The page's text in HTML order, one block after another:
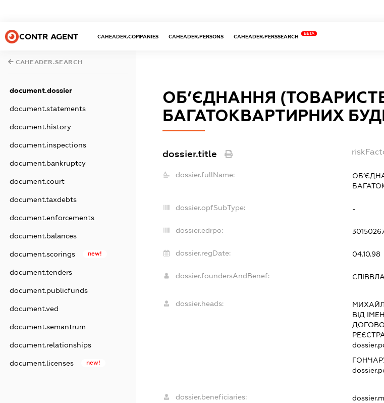
CONTR AGENT CAHEADER.COMPANIES CAHEADER.PERSONS CAHEADER.PERSSEARCH
BETA
CAHEADER.SEARCH
document.dossier
document.statements
document.history
document.inspections
document.bankruptcy
document.court
document.taxdebts
document.enforcements
document.balances
document.scorings new!
document.tenders
document.publicfunds
document.ved
document.semantrum
document.relationships
document.licenses new!
ОБ’ЄДНАННЯ
БАГАТОКВАРТИРНИХ
dossier.title
dossier.fullName:
dossier.opfSubType: -
dossier.edrpo:
dossier.regDate: 04.10.98
dossier.foundersAndBenef:
dossier.heads:
ВІД
dossier.beneficiaries: